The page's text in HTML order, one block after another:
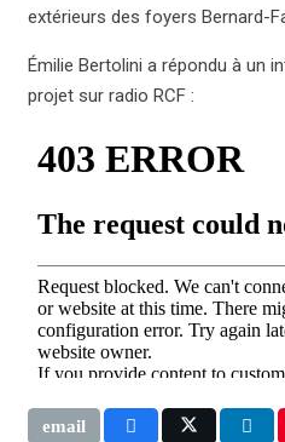
extérieurs des foyers Bernard-
Émilie Bertolini a répondu à un
projet sur radio RCF :